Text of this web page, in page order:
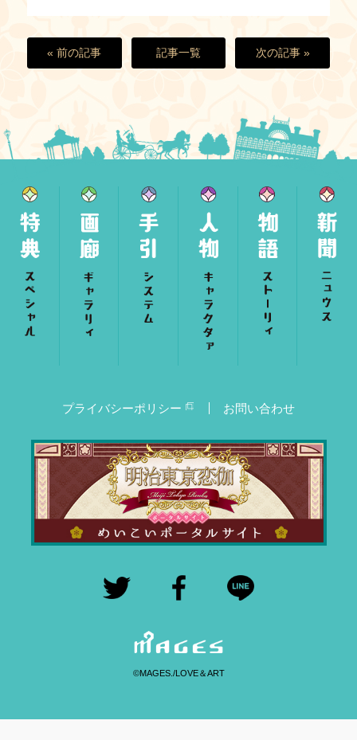
« 前の記事 記事一覧 次の記事 »
プライバシーポリシー お問い合わせ
©MAGES./LOVE＆ART